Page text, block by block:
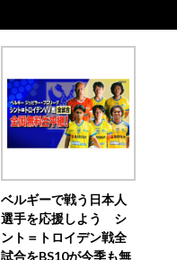
ベルギーで戦う日本人
選手を応援しよう シ
ント＝トロイデン戦全
試合をBS10が今季も無